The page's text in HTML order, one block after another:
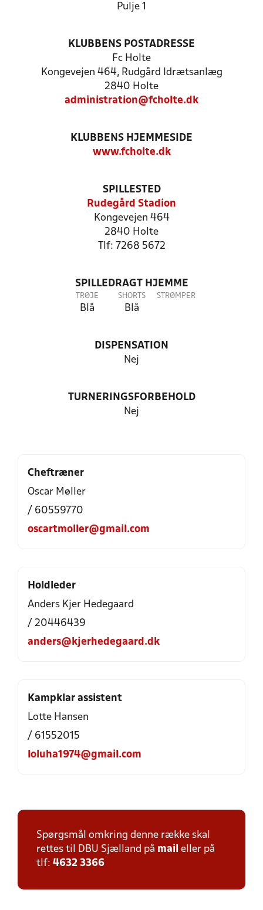
Pulje 1
KLUBBENS POSTADRESSE
Fc Holte
Kongevejen 464, Rudgård Idrætsanlæg
2840 Holte
administration@fcholte.dk
KLUBBENS HJEMMESIDE
www.fcholte.dk
SPILLESTED
Rudegård Stadion
Kongevejen 464
2840 Holte
Tlf: 7268 5672
SPILLEDRAGT HJEMME
TRØJE
Blå
SHORTS
Blå
STRØMPER
DISPENSATION
Nej
TURNERINGSFORBEHOLD
Nej
Cheftræner
Oscar Møller
/ 60559770
oscartmoller@gmail.com
Holdleder
Anders Kjer Hedegaard
/ 20446439
anders@kjerhedegaard.dk
Kampklar assistent
Lotte Hansen
/ 61552015
loluha1974@gmail.com
Spørgsmål omkring denne række skal
rettes til DBU Sjælland på mail eller på
tlf: 4632 3366